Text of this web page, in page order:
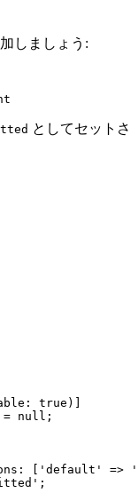
しましょう:
としてセットさ
true)]
null;
['default' =>